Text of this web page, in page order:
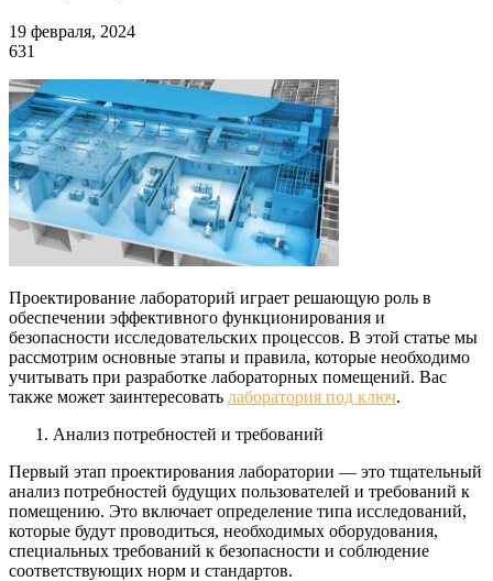
19 февраля, 2024
631
Проектирование лабораторий играет решающую роль в
обеспечении эффективного функционирования и
безопасности исследовательских процессов. В этой статье мы
рассмотрим основные этапы и правила, которые необходимо
учитывать при разработке лабораторных помещений. Вас
также может заинтересовать лаборатория под ключ.
Анализ потребностей и требований
Первый этап проектирования лаборатории — это тщательный
анализ потребностей будущих пользователей и требований к
помещению. Это включает определение типа исследований,
которые будут проводиться, необходимых оборудования,
специальных требований к безопасности и соблюдение
соответствующих норм и стандартов.